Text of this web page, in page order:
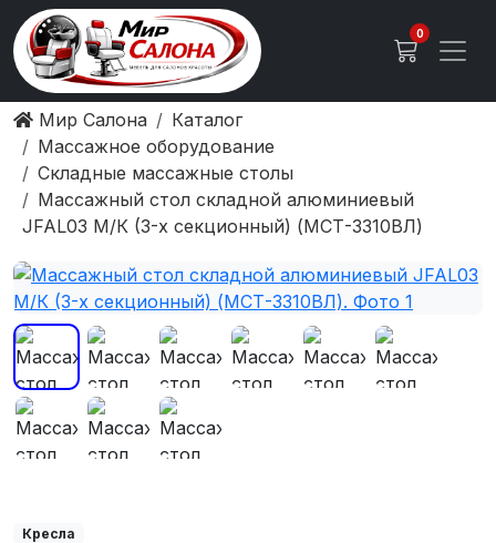
0
Мир Салона
Каталог
Массажное оборудование
Складные массажные столы
Массажный стол складной алюминиевый
JFAL03 М/К (3-х секционный) (МСТ-3310ВЛ)
Кресла